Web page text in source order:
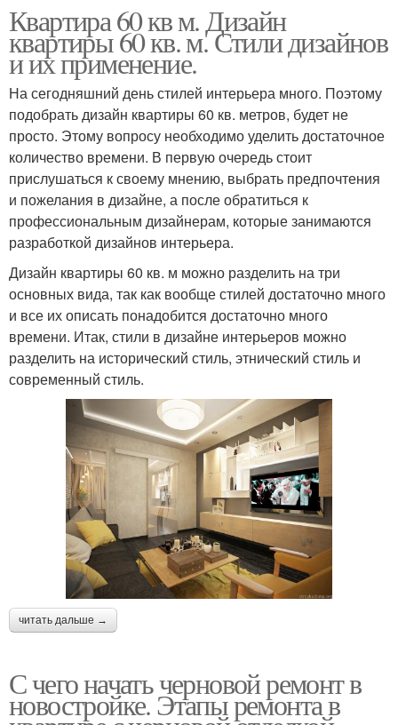
Квартира 60 кв м. Дизайн
квартиры 60 кв. м. Стили дизайнов
и их применение.
На сегодняшний день стилей интерьера много. Поэтому
подобрать дизайн квартиры 60 кв. метров, будет не
просто. Этому вопросу необходимо уделить достаточное
количество времени. В первую очередь стоит
прислушаться к своему мнению, выбрать предпочтения
и пожелания в дизайне, а после обратиться к
профессиональным дизайнерам, которые занимаются
разработкой дизайнов интерьера.
Дизайн квартиры 60 кв. м можно разделить на три
основных вида, так как вообще стилей достаточно много
и все их описать понадобится достаточно много
времени. Итак, стили в дизайне интерьеров можно
разделить на исторический стиль, этнический стиль и
современный стиль.
читать дальше →
С чего начать черновой ремонт в
новостройке. Этапы ремонта в